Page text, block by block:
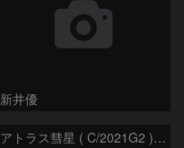
新井優
アトラス彗星 ( C/2021G2 )：2026/07/08